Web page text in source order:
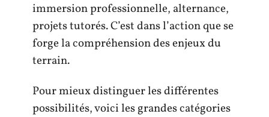
immersion professionnelle, alternance,
projets tutorés. C’est dans l’action que se
forge la compréhension des enjeux du
terrain.
Pour mieux distinguer les différentes
possibilités, voici les grandes catégories